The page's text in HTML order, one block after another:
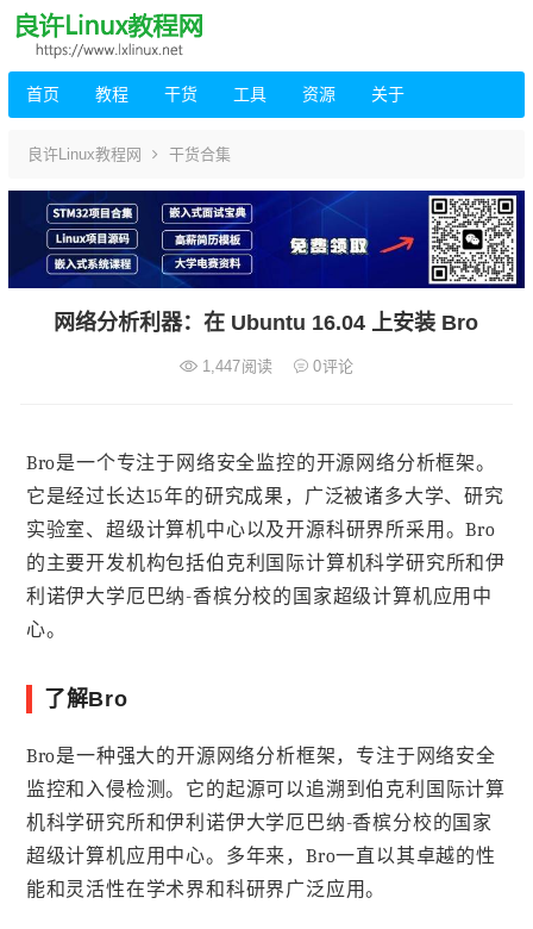
首页 教程 干货 工具 资源 关于
良许Linux教程网 干货合集
网络分析利器：在 Ubuntu 16.04 上安装 Bro
1,447阅读 0评论
Bro是一个专注于网络安全监控的开源网络分析框架。
它是经过长达15年的研究成果，广泛被诸多大学、研究
实验室、超级计算机中心以及开源科研界所采用。Bro
的主要开发机构包括伯克利国际计算机科学研究所和伊
利诺伊大学厄巴纳-香槟分校的国家超级计算机应用中
心。
了解Bro
Bro是一种强大的开源网络分析框架，专注于网络安全
监控和入侵检测。它的起源可以追溯到伯克利国际计算
机科学研究所和伊利诺伊大学厄巴纳-香槟分校的国家
超级计算机应用中心。多年来，Bro一直以其卓越的性
能和灵活性在学术界和科研界广泛应用。